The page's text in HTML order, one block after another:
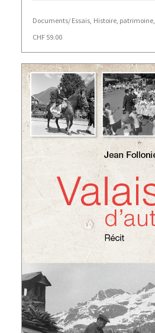
Documents/ Essais, Histoire, patrimoine,
CHF 59.00